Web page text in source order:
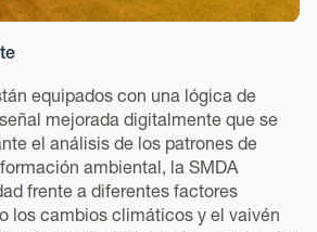
equipados con una lógica de
mejorada digitalmente que se
el análisis de los patrones de
ambiental, la SMDA
frente a diferentes factores
los cambios climáticos y el vaivén